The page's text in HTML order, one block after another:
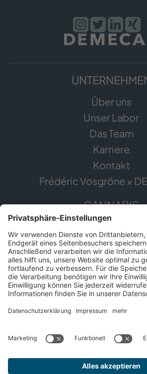
Über uns
Unser Labor
Das Team
Karriere
Kontakt
Frédéric Vosgröne ×
CANNABIS
Die Pflanze
Cannabis
Cannabis
SERVICE